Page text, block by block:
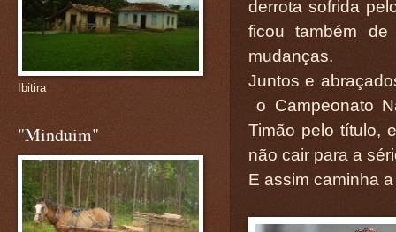
derrota sofrida
ficou também
mudanças.
Juntos e
o Campeonato
Timão pelo título,
não cair para a
E assim caminha
Ibitira
"Minduim"